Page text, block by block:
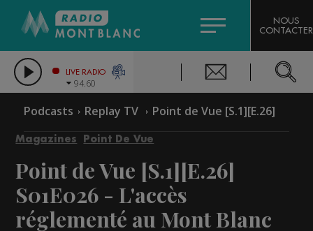
LES CHRONIQUES DE L'EXPERT
CITIZEN MACHINERY
GRAND MASSIF DOMAINES SKIABLES
COMPAGNIE DU MONT-BLANC
NOUS
CONTACTER
LIVE RADIO
94.60
Podcasts Replay TV Point de Vue [S.1][E.26]
Magazines Point De Vue
Point de Vue [S.1][E.26]
S01E026 - L'accès
réglementé au Mont Blanc